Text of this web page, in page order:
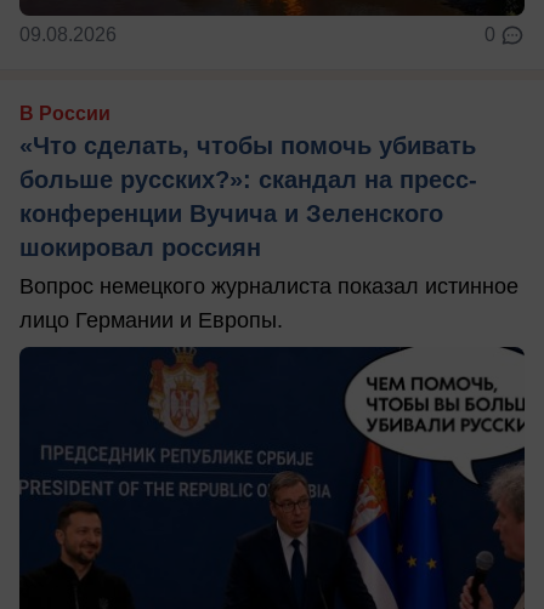
09.08.2026 0
В России
«Что сделать, чтобы помочь убивать
больше русских?»: скандал на пресс-
конференции Вучича и Зеленского
шокировал россиян
Вопрос немецкого журналиста показал истинное
лицо Германии и Европы.